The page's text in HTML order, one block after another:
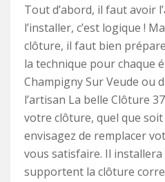
Tout d’abord, il faut avoir
l’installer, c’est logique !
clôture, il faut bien
la technique pour chaque
Champigny Sur Veude ou
l’artisan La belle Clôture
votre clôture, quel que
envisagez de remplacer
vous satisfaire. Il
supportent la clôture